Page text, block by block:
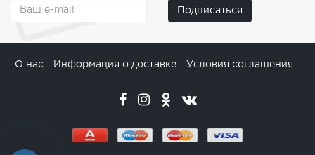
Подписаться
О нас Информация о доставке Условия соглашения